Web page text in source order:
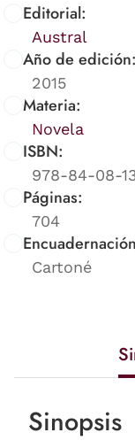
Editorial:
Austral
Año de edición:
2015
Materia:
Novela
ISBN:
978-84-08-
Páginas:
704
Cartoné
Sinopsis